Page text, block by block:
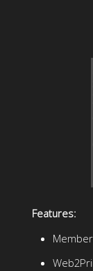
Features: